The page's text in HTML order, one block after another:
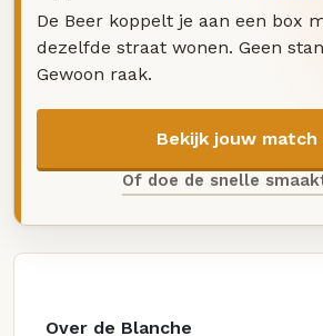
De Beer koppelt je aan een box
dezelfde straat wonen. Geen
Gewoon raak.
Bekijk jouw
Of doe de snelle
Over de Blanche